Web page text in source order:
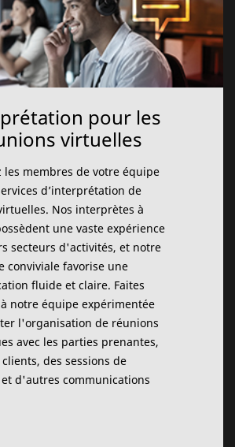
pour les
virtuelles
les membres de votre équipe
d’interprétation de
Nos interprètes à
une vaste expérience
secteurs d'activités, et notre
conviviale favorise une
fluide et claire. Faites
notre équipe expérimentée
l'organisation de réunions
avec les parties prenantes,
des sessions de
d'autres communications